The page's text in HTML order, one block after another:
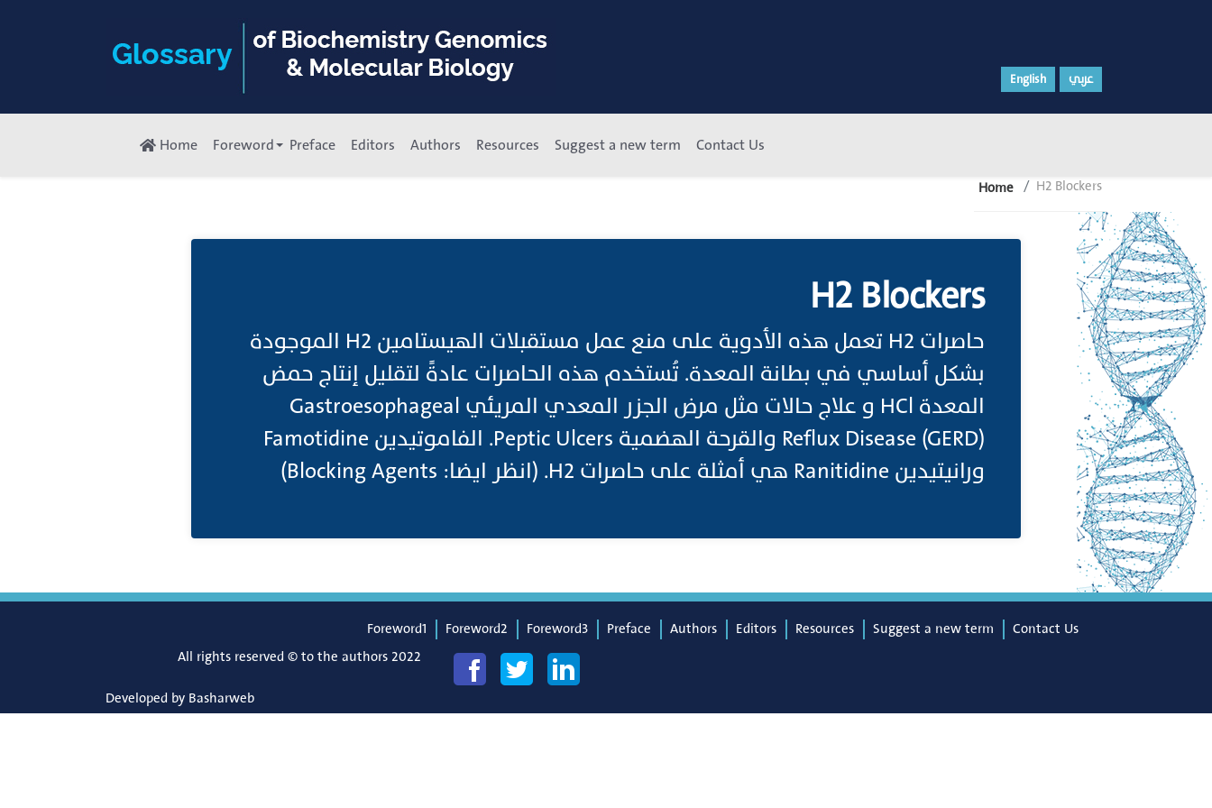
English عربي
Home Foreword Preface Editors Authors Resources Suggest a new term Contact Us
Home H2 Blockers
H2 Blockers
حاصرات H2 تعمل هذه الأدوية على منع عمل مستقبلات الهيستامين H2 الموجودة
بشكل أساسي في بطانة المعدة. تُستخدم هذه الحاصرات عادةً لتقليل إنتاج حمض
المعدة HCl و علاج حالات مثل مرض الجزر المعدي المريئي Gastroesophageal
Reflux Disease (GERD) والقرحة الهضمية Peptic Ulcers. الفاموتيدين Famotidine
ورانيتيدين Ranitidine هي أمثلة على حاصرات H2. (انظر ايضا: Blocking Agents)
Foreword1 Foreword2 Foreword3 Preface Authors Editors Resources Suggest a new term
Contact Us
All rights reserved © to the authors 2022
Developed by Basharweb